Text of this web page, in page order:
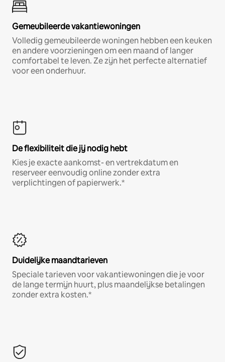
Gemeubileerde vakantiewoningen
Volledig gemeubileerde woningen hebben een keuken
en andere voorzieningen om een maand of langer
comfortabel te leven. Ze zijn het perfecte alternatief
voor een onderhuur.
De flexibiliteit die jij nodig hebt
Kies je exacte aankomst- en vertrekdatum en
reserveer eenvoudig online zonder extra
verplichtingen of papierwerk.*
Duidelijke maandtarieven
Speciale tarieven voor vakantiewoningen die je voor
de lange termijn huurt, plus maandelijkse betalingen
zonder extra kosten.*